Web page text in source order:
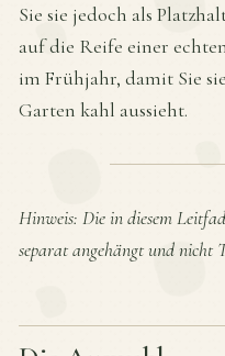
Sie sie jedoch als
auf die Reife einer
im Frühjahr, damit Sie
Garten kahl aussieht.
Hinweis: Die in diesem
separat angehängt und nicht